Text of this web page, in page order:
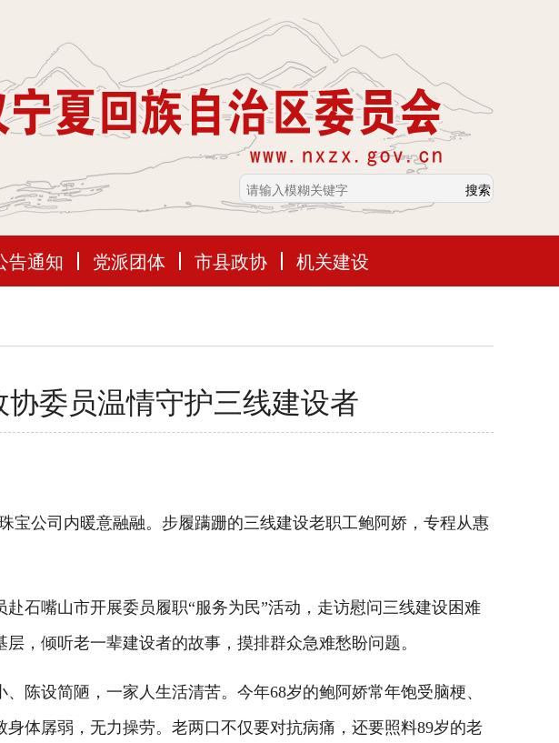
告通知 党派团体 市县政协 机关建设
委员温情守护三线建设者
公司内暖意融融。步履蹒跚的三线建设老职工鲍阿娇，专程从惠
嘴山市开展委员履职“服务为民”活动，走访慰问三线建设困难
，倾听老一辈建设者的故事，摸排群众急难愁盼问题。
设简陋，一家人生活清苦。今年68岁的鲍阿娇常年饱受脑梗、
体孱弱，无力操劳。老两口不仅要对抗病痛，还要照料89岁的老